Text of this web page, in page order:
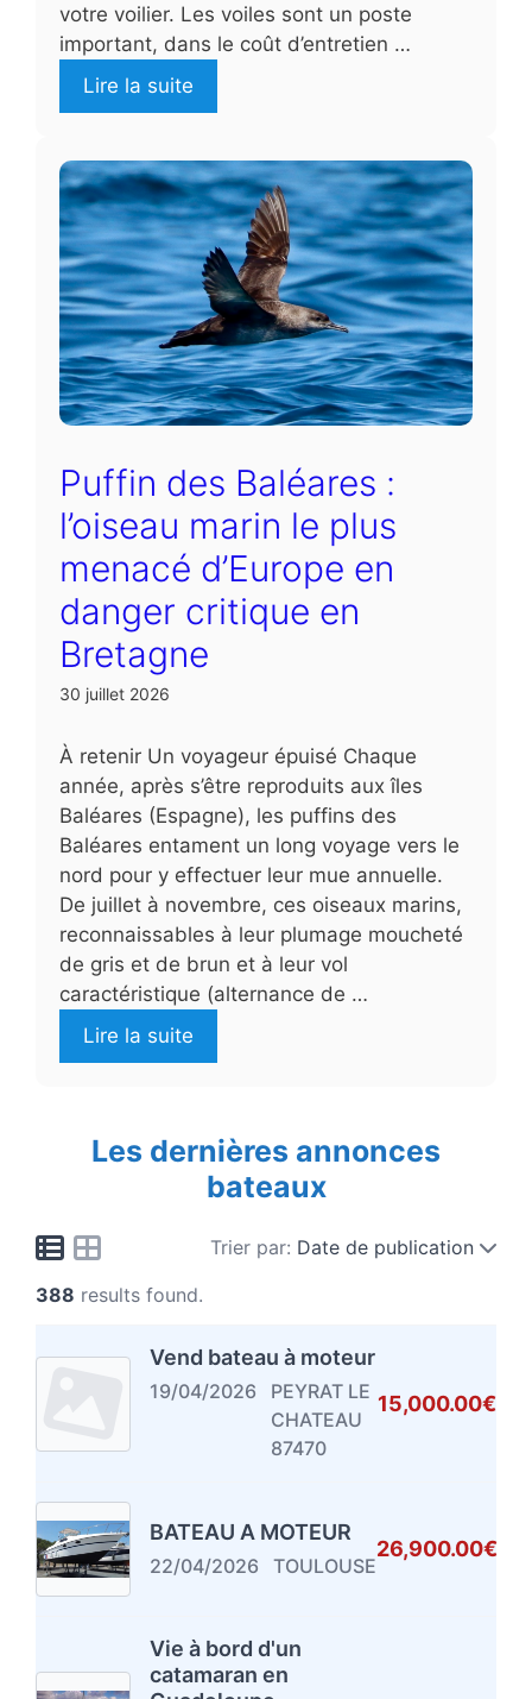
votre voilier. Les voiles sont un poste
important, dans le coût d’entretien …
Lire la suite
Puffin des Baléares :
l’oiseau marin le plus
menacé d’Europe en
danger critique en
Bretagne
30 juillet 2026
À retenir Un voyageur épuisé Chaque
année, après s’être reproduits aux îles
Baléares (Espagne), les puffins des
Baléares entament un long voyage vers le
nord pour y effectuer leur mue annuelle.
De juillet à novembre, ces oiseaux marins,
reconnaissables à leur plumage moucheté
de gris et de brun et à leur vol
caractéristique (alternance de …
Lire la suite
Les dernières annonces
bateaux
Trier par: Date de publication
388 results found.
Vend bateau à moteur
19/04/2026
PEYRAT LE
CHATEAU
87470
15,000.00€
BATEAU A MOTEUR
22/04/2026 TOULOUSE
26,900.00€
Vie à bord d'un
catamaran en